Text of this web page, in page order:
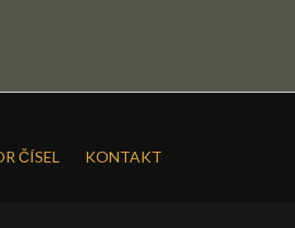
ČÍSEL
KONTAKT